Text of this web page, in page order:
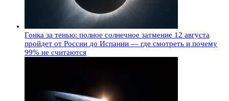
Гонка за тенью: полное солнечное затмение 12 августа
пройдет от России до Испании — где смотреть и почему
99% не считаются